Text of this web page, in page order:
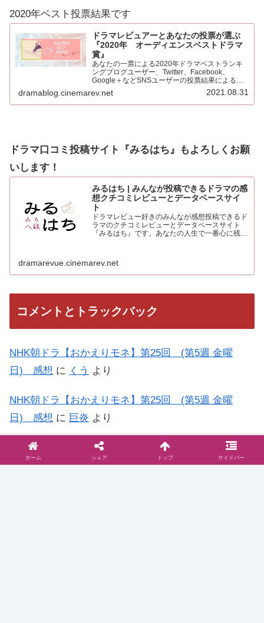
2020年ベスト投票結果です
ドラマレビュアーとあなたの投票が選ぶ
『2020年 オーディエンスベストドラマ
賞』
あなたの一票による2020年ドラマベストランキ
ングブログユーザー、Twitter、Facebook、
Google＋などSNSユーザーの投票結果による
2020年ベストドラマ。445票もの投票をいただき
心より感謝申し上げます！！集計の結果を発表…
dramablog.cinemarev.net 2021.08.31
ドラマ口コミ投稿サイト『みるはち』もよろしくお願
いします！
みるはち | みんなが投稿できるドラマの感
想クチコミレビューとデータベースサイ
ト
ドラマレビュー好きのみんなが感想投稿できるド
ラマのクチコミレビューとデータベースサイト
『みるはち』です。あなたの人生で一番心に残っ
dramarevue.cinemarev.net
コメントとトラックバック
NHK朝ドラ【おかえりモネ】第25回 (第5週 金曜
日) 感想 に くう より
NHK朝ドラ【おかえりモネ】第25回 (第5週 金曜
日) 感想 に 巨炎 より
NHK朝ドラ【おかえりモネ】第15回 (第3週 金曜
日) 感想にもう…何がなんだか日記より
ホーム シェア トップ サイドバー